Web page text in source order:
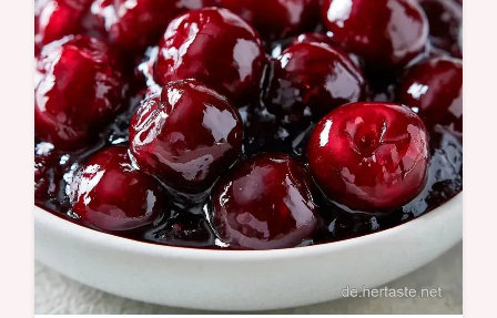
Anleitung in 75 Min helfen Ihnen dabei.